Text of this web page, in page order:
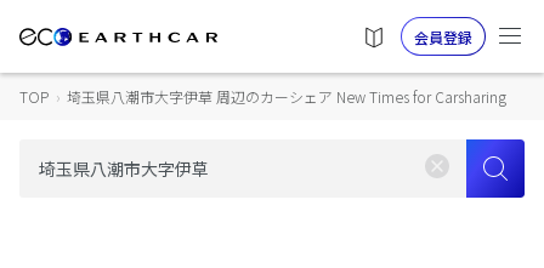
会員登録
TOP › 埼玉県八潮市大字伊草 周辺のカーシェア New Times for Carsharing